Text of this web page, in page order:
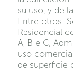
su uso, y de
Entre otros:
Residencial
A, B e C,
uso
de superficie